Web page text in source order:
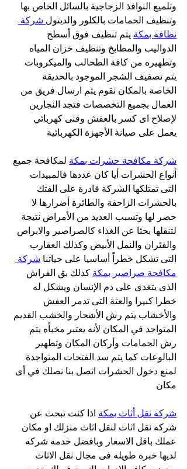
وتلميع النوافذ الزجاجية بالسائل الخاص بها
وتنظيف الحمامات بالكلور والديتول شركة
نظافة بمكة يتم تنظيف فوق أسطح
الدواليب والمطابخ وتنظيف خزان المياه
وتطهيره من كافة الطحالب والميكروبات
يتم تصفيف الشجر الموجود بالحديقة
الخاصة بالمكان نقوم يتم ارسال فريق من
العمال بجميع التخصصات فتجد النجارين
لإصلاح اى كسر بالعفش وفنى كهربائي
يعمل على صيانة الأجهزة الكهربائية
شركة مكافحة حشرات بمكة لمكافحة جميع
أنواع الحشرات أيا كان عددها فالمبيدات
التى تمتلكها الشركة قادرة على الفتك
بالحشرات الزاحفة والطائرة أضرارها لا
حصر لها وتسبب العديد من الأمراض نتيجة
لتنقلها بحثا عن الغذاء كالصراصير والابراص
والفئران والنمل الأبيض وكذلك العقارب
التى تشكل خطراً أساسيا على حياتنا شركة
مكافحة صراصير بمكة كذلك بق الفراش
الذى يتغذى على دم الإنسان ويشكل له
خطرا كبيرا والعتة التى تدمر العفش
والأخشاب يتم رش الأشجار والخشب القديم
المتواجد في المكان لأنه يعتبر مخبأه يتم
رش الحمامات وأركان المكان وتطهير
البالوعات كما يتم سد الفتحات المتواجدة
لمنع دخول الحشرات اتصل بنا نصلك في أى
مكان
شركة نقل أثاث بمكة اذا كنت تبحث عن
شركه نقل اثاث لنقل اثاث منزلك او مكان
عملك باقل الاسعار وبافضل خدمه شركه
لديها خبره طويله فى مجال نقل الاثاث